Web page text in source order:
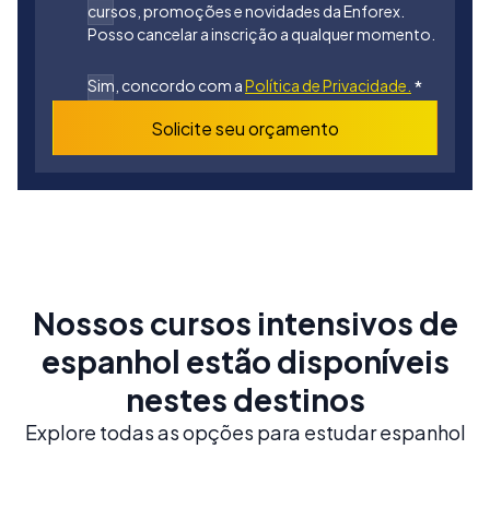
cursos, promoções e novidades da Enforex.
Posso cancelar a inscrição a qualquer momento.
Sim, concordo com aPolítica de Privacidade. *
Solicite seu orçamento
Nossos cursos intensivos de
espanhol estão disponíveis
nestes destinos
Explore todas as opções para estudar espanhol